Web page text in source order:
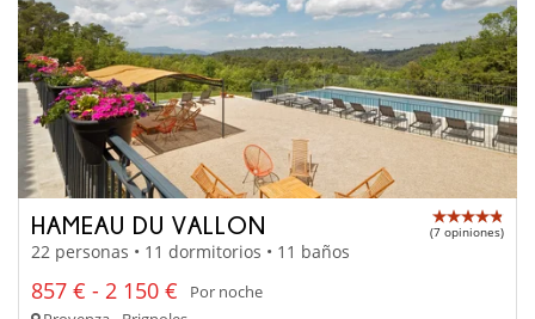
HAMEAU DU VALLON (7 opiniones)
22 personas • 11 dormitorios • 11 baños
857 € - 2 150 €
Por noche